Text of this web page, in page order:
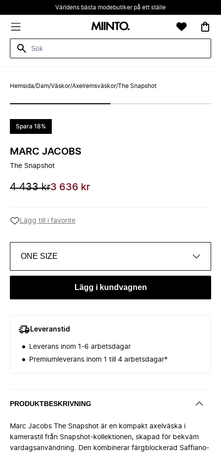
Världens bästa modebutiker på ett ställe
Hemsida/Dam/Väskor/Axelremsväskor/The Snapshot
Spara 18%
MARC JACOBS
The Snapshot
4 433 kr3 636 kr
Lägg till i favorite
ONE SIZE
Lägg i kundvagnen
Leveranstid
Leverans inom 1-6 arbetsdagar
Premiumleverans inom 1 till 4 arbetsdagar*
PRODUKTBESKRIVNING
Marc Jacobs The Snapshot är en kompakt axelväska i
kamerastil från Snapshot-kollektionen, skapad för bekväm
vardagsanvändning. Den kombinerar färgblockerad Saffiano-